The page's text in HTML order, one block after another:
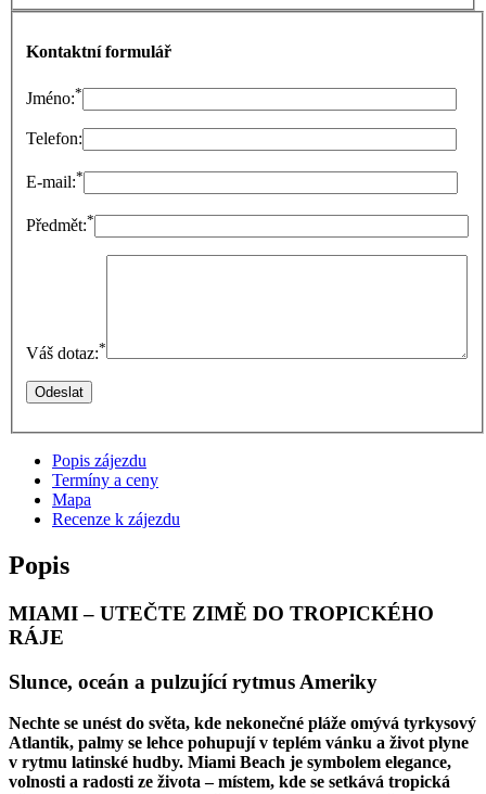
Kontaktní formulář
Jméno:*
Telefon:
E-mail:*
Předmět:*
Váš dotaz:*
Popis zájezdu
Termíny a ceny
Mapa
Recenze k zájezdu
Popis
MIAMI – UTEČTE ZIMĚ DO TROPICKÉHO
RÁJE
Slunce, oceán a pulzující rytmus Ameriky
Nechte se unést do světa, kde nekonečné pláže omývá tyrkysový
Atlantik, palmy se lehce pohupují v teplém vánku a život plyne
v rytmu latinské hudby. Miami Beach je symbolem elegance,
volnosti a radosti ze života – místem, kde se setkává tropická